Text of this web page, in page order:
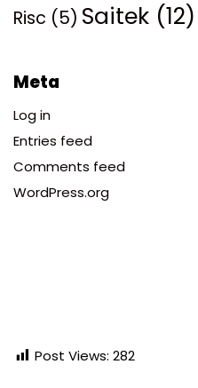
Risc (5) Saitek (12)
Meta
Log in
Entries feed
Comments feed
WordPress.org
Post Views: 282